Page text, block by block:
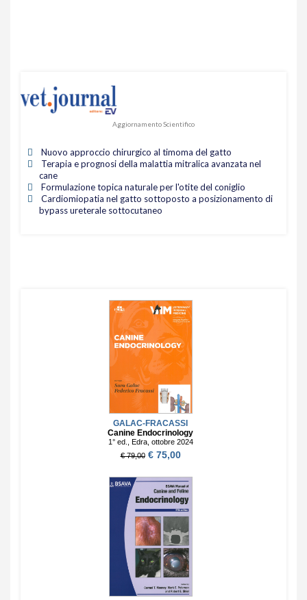
Aggiornamento Scientifico
Nuovo approccio chirurgico al timoma del gatto
Terapia e prognosi della malattia mitralica avanzata nel
cane
Formulazione topica naturale per l'otite del coniglio
Cardiomiopatia nel gatto sottoposto a posizionamento di
bypass ureterale sottocutaneo